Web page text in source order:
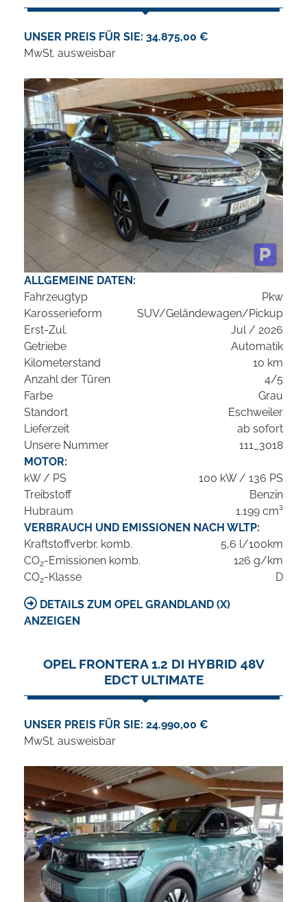
UNSER PREIS FÜR SIE: 34.875,00 €
MwSt. ausweisbar
ALLGEMEINE DATEN:
Fahrzeugtyp
Pkw
Karosserieform
SUV/Geländewagen/Pickup
Erst-Zul.
Jul / 2026
Getriebe
Automatik
Kilometerstand
10 km
Anzahl der Türen
4/5
Farbe
Grau
Standort
Eschweiler
Lieferzeit
ab sofort
Unsere Nummer
111_3018
MOTOR:
kW / PS
100 kW / 136 PS
Treibstoff
Benzin
Hubraum
1.199 cm³
VERBRAUCH UND EMISSIONEN NACH WLTP:
Kraftstoffverbr. komb.
5,6 l/100km
CO2-Emissionen komb.
126 g/km
CO2-Klasse D
DETAILS ZUM OPEL GRANDLAND (X)
ANZEIGEN
OPEL FRONTERA 1.2 DI HYBRID 48V
EDCT ULTIMATE
UNSER PREIS FÜR SIE: 24.990,00 €
MwSt. ausweisbar